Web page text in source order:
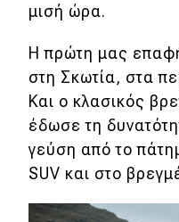
μισή ώρα.
H πρώτη μας
στη Σκωτία, στα
Και ο κλασικός
έδωσε τη
γεύση από το
SUV και στο